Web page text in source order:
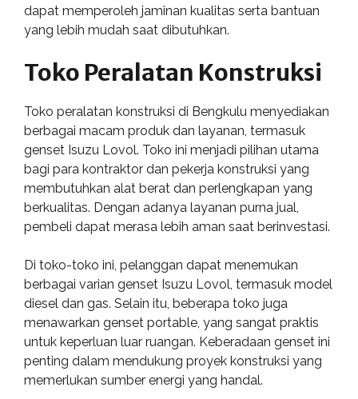
dapat memperoleh jaminan kualitas serta bantuan
yang lebih mudah saat dibutuhkan.
Toko Peralatan Konstruksi
Toko peralatan konstruksi di Bengkulu menyediakan
berbagai macam produk dan layanan, termasuk
genset Isuzu Lovol. Toko ini menjadi pilihan utama
bagi para kontraktor dan pekerja konstruksi yang
membutuhkan alat berat dan perlengkapan yang
berkualitas. Dengan adanya layanan purna jual,
pembeli dapat merasa lebih aman saat berinvestasi.
Di toko-toko ini, pelanggan dapat menemukan
berbagai varian genset Isuzu Lovol, termasuk model
diesel dan gas. Selain itu, beberapa toko juga
menawarkan genset portable, yang sangat praktis
untuk keperluan luar ruangan. Keberadaan genset ini
penting dalam mendukung proyek konstruksi yang
memerlukan sumber energi yang handal.